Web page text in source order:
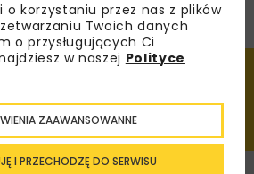
odr.
naszej społeczności
korzystaniu przez nas z plików
Twoich danych
o przysługujących Ci
w naszej Polityce
I PRZECHODZĘ DO SERWISU
ZAAWANSOWANNE